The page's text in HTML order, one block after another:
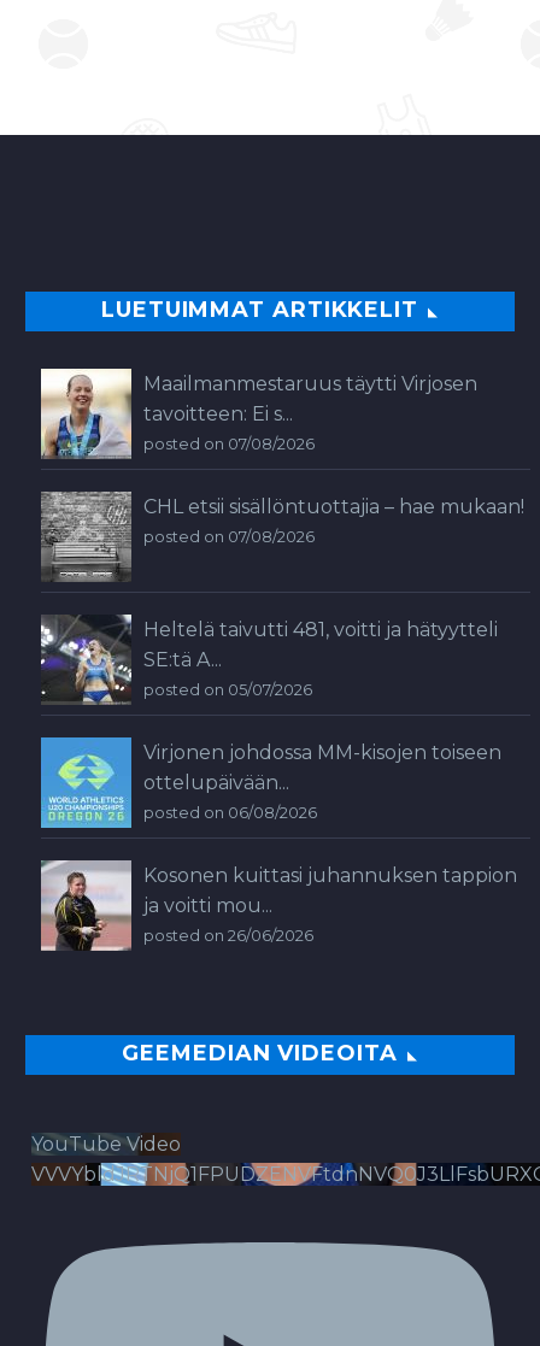
LUETUIMMAT ARTIKKELIT
Maailmanmestaruus täytti Virjosen
tavoitteen: Ei s...
posted on 07/08/2026
CHL etsii sisällöntuottajia – hae mukaan!
posted on 07/08/2026
Heltelä taivutti 481, voitti ja hätyytteli
SE:tä A...
posted on 05/07/2026
Virjonen johdossa MM-kisojen toiseen
ottelupäivään...
posted on 06/08/2026
Kosonen kuittasi juhannuksen tappion
ja voitti mou...
posted on 26/06/2026
GEEMEDIAN VIDEOITA
YouTube Video